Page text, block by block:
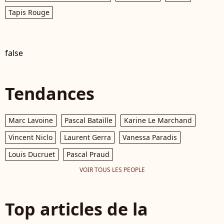
Tapis Rouge
false
Tendances
Marc Lavoine Pascal Bataille
Karine Le Marchand
Vincent Niclo
Laurent Gerra
Vanessa Paradis
Louis Ducruet
Pascal Praud
VOIR TOUS LES PEOPLE
Top articles de la